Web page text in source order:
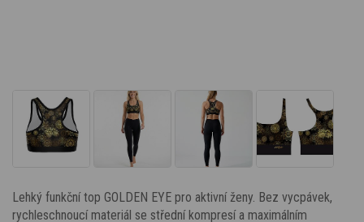
Lehký funkční top GOLDEN EYE pro aktivní ženy. Bez vycpávek,
rychleschnoucí materiál se střední kompresí a maximálním